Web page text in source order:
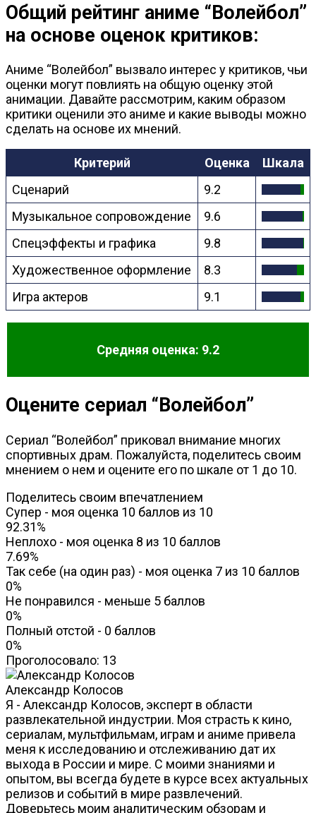
Общий рейтинг аниме “Волейбол”
на основе оценок критиков:
Аниме “Волейбол” вызвало интерес у критиков, чьи
оценки могут повлиять на общую оценку этой
анимации. Давайте рассмотрим, каким образом
критики оценили это аниме и какие выводы можно
сделать на основе их мнений.
Критерий Оценка
Шкала
Сценарий
9.2
Музыкальное сопровождение
9.6
Спецэффекты и графика
9.8
Художественное оформление
8.3
Игра актеров
9.1
Средняя оценка: 9.2
Оцените сериал “Волейбол”
Сериал “Волейбол” приковал внимание многих
спортивных драм. Пожалуйста, поделитесь своим
мнением о нем и оцените его по шкале от 1 до 10.
Поделитесь своим впечатлением
Супер - моя оценка 10 баллов из 10
92.31%
Неплохо - моя оценка 8 из 10 баллов
7.69%
Так себе (на один раз) - моя оценка 7 из 10 баллов
0%
Не понравился - меньше 5 баллов
0%
Полный отстой - 0 баллов
0%
Проголосовало: 13
Александр Колосов
Я - Александр Колосов, эксперт в области
развлекательной индустрии. Моя страсть к кино,
сериалам, мультфильмам, играм и аниме привела
меня к исследованию и отслеживанию дат их
выхода в России и мире. С моими знаниями и
опытом, вы всегда будете в курсе всех актуальных
релизов и событий в мире развлечений.
Доверьтесь моим аналитическим обзорам и